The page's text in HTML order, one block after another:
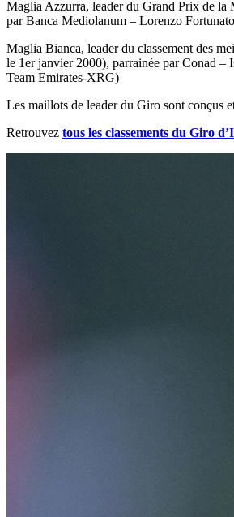
Maglia Azzurra, leader du Grand Prix de la
par Banca Mediolanum – Lorenzo
Maglia Bianca, leader du classement des
le 1er janvier 2000), parrainée par Conad –
Team Emirates-XRG)
Les maillots de leader du Giro sont conçus
Retrouvez tous les classements du Giro